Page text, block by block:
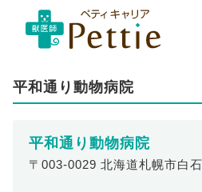
平和通り動物病院
平和通り動物病院
〒003-0029 北海道札幌市白